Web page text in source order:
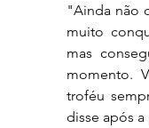
"Ainda não
muito
mas
momento.
troféu
disse após